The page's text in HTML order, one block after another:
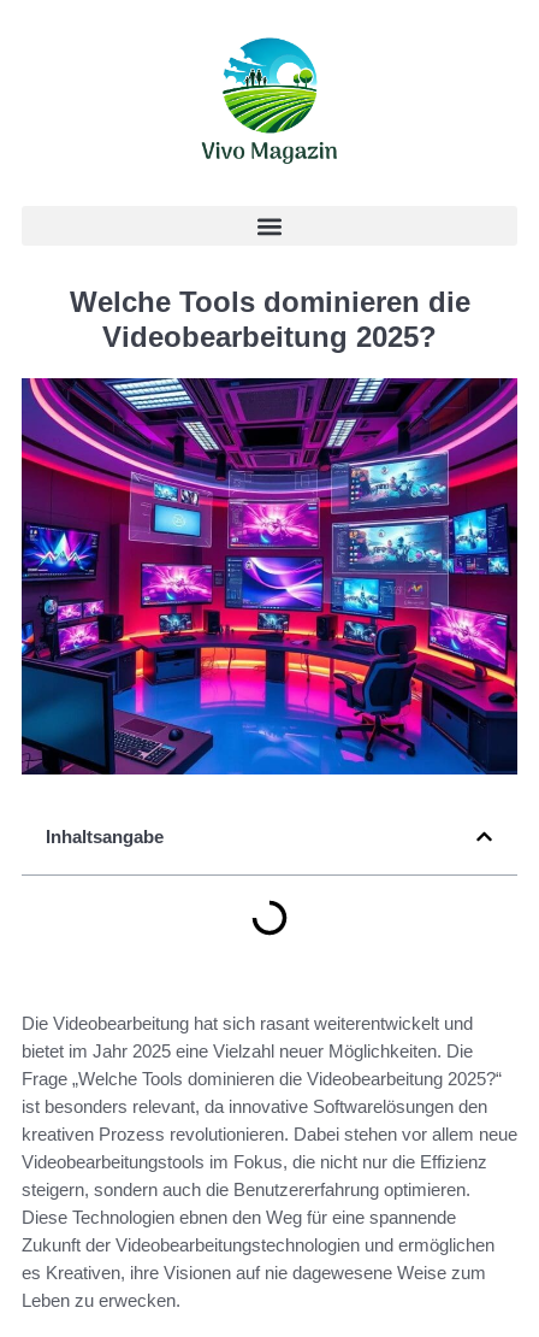
Welche Tools dominieren die
Videobearbeitung 2025?
Inhaltsangabe
Die Videobearbeitung hat sich rasant weiterentwickelt und
bietet im Jahr 2025 eine Vielzahl neuer Möglichkeiten. Die
Frage „Welche Tools dominieren die Videobearbeitung 2025?“
ist besonders relevant, da innovative Softwarelösungen den
kreativen Prozess revolutionieren. Dabei stehen vor allem neue
Videobearbeitungstools im Fokus, die nicht nur die Effizienz
steigern, sondern auch die Benutzererfahrung optimieren.
Diese Technologien ebnen den Weg für eine spannende
Zukunft der Videobearbeitungstechnologien und ermöglichen
es Kreativen, ihre Visionen auf nie dagewesene Weise zum
Leben zu erwecken.